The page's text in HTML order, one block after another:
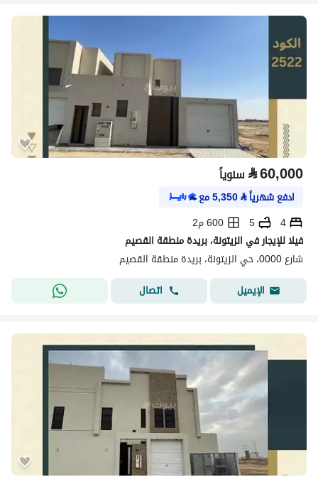
⃁60,000 سنوياً
ادفع شهرياً⃁
5,350مع
4
5
600 م2
فيلا للإيجار في الزيتونة، بريدة منطقة القصيم
شارع 0000، حي الزيتونة، بريدة منطقة القصيم
الإيميل
اتصال